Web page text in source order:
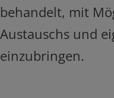
behandelt, mit
Austauschs und
einzubringen.